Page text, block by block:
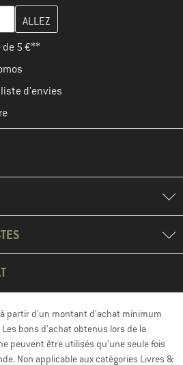
ici et créez votre compte client à la
de 5 €**
d'envies
partir d'un montant d'achat minimum
bons d'achat obtenus lors de la
peuvent être utilisés qu'une seule fois
Non applicable aux catégories Livres &